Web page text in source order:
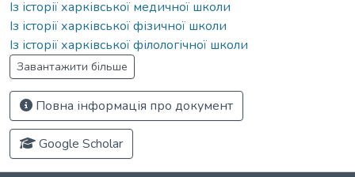
Із історії харківської медичної школи
Із історії харківської фізичної школи
Із історії харківської філологічної школи
Завантажити більше
Повна інформація про документ
Google Scholar